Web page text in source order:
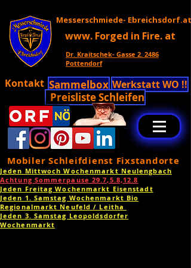
Messerschmiede- Ebreichsdorf.at
www. Forged in Fire. at
Dr. Kraitschek- Gasse 2. 2486
Pottendorf
Kontakt Sammelbox Werkstatt WO !!
Preisliste Schleifen
Mobiler Schleifdienst Fixstandorte
Jeden Mittwoch Wochenmarkt Neulengbach
Achtung Sommerpause 29.7,5.8,12.8
Jeden Freitag Wochenmarkt Eisenstadt
Jeden 1. Samstag Wochenmarkt Bio
Regionalmarkt Neufeld / Leitha
Jeden 3. Samstag Leopoldsdorfer
Wochenmarkt